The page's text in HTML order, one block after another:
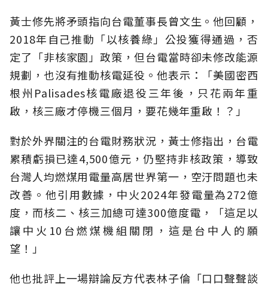
黃士修先將矛頭指向台電董事長曾文生。他回顧，
2018年自己推動「以核養綠」公投獲得通過，否
定了「非核家園」政策，但台電當時卻未修改能源
規劃，也沒有推動核電延役。他表示：「美國密西
根州Palisades核電廠退役三年後，只花兩年重
啟，核三廠才停機三個月，要花幾年重啟！？」
對於外界關注的台電財務狀況，黃士修指出，台電
累積虧損已達4,500億元，仍堅持非核政策，導致
台灣人均燃煤用電量高居世界第一，空汙問題也未
改善。他引用數據，中火2024年發電量為272億
度，而核二、核三加總可達300億度電，「這足以
讓中火10台燃煤機組關閉，這是台中人的願
望！」
他也批評上一場辯論反方代表林子倫「口口聲聲談